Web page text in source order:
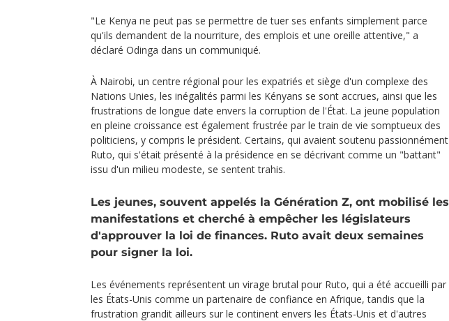
"Le Kenya ne peut pas se permettre de tuer ses enfants simplement parce
qu'ils demandent de la nourriture, des emplois et une oreille attentive," a
déclaré Odinga dans un communiqué.
À Nairobi, un centre régional pour les expatriés et siège d'un complexe des
Nations Unies, les inégalités parmi les Kényans se sont accrues, ainsi que les
frustrations de longue date envers la corruption de l'État. La jeune population
en pleine croissance est également frustrée par le train de vie somptueux des
politiciens, y compris le président. Certains, qui avaient soutenu passionnément
Ruto, qui s'était présenté à la présidence en se décrivant comme un "battant"
issu d'un milieu modeste, se sentent trahis.
Les jeunes, souvent appelés la Génération Z, ont mobilisé les
manifestations et cherché à empêcher les législateurs
d'approuver la loi de finances. Ruto avait deux semaines
pour signer la loi.
Les événements représentent un virage brutal pour Ruto, qui a été accueilli par
les États-Unis comme un partenaire de confiance en Afrique, tandis que la
frustration grandit ailleurs sur le continent envers les États-Unis et d'autres